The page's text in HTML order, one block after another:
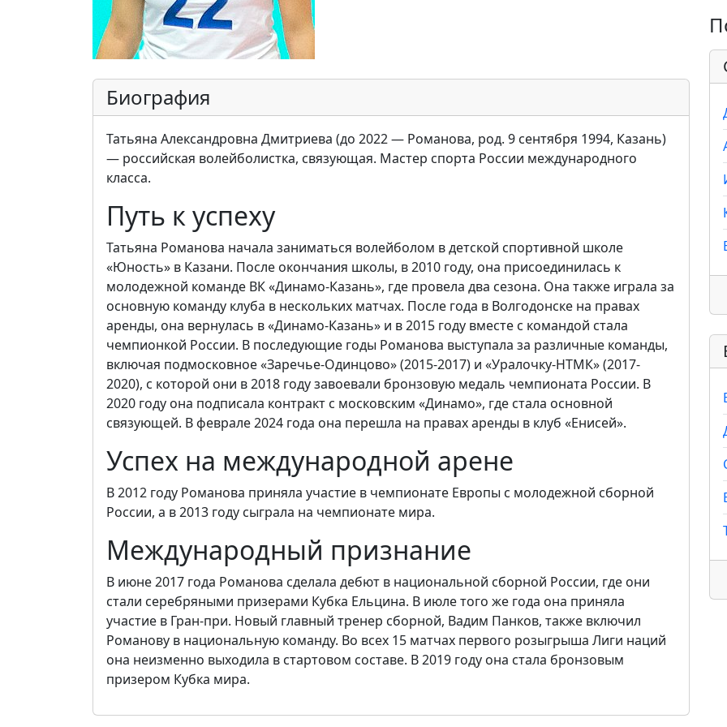
Биография
Татьяна Александровна Дмитриева (до 2022 — Романова, род. 9 сентября 1994, Казань)
— российская волейболистка, связующая. Мастер спорта России международного
класса.
Путь к успеху
Татьяна Романова начала заниматься волейболом в детской спортивной школе
«Юность» в Казани. После окончания школы, в 2010 году, она присоединилась к
молодежной команде ВК «Динамо-Казань», где провела два сезона. Она также играла за
основную команду клуба в нескольких матчах. После года в Волгодонске на правах
аренды, она вернулась в «Динамо-Казань» и в 2015 году вместе с командой стала
чемпионкой России. В последующие годы Романова выступала за различные команды,
включая подмосковное «Заречье-Одинцово» (2015-2017) и «Уралочку-НТМК» (2017-
2020), с которой они в 2018 году завоевали бронзовую медаль чемпионата России. В
2020 году она подписала контракт с московским «Динамо», где стала основной
связующей. В феврале 2024 года она перешла на правах аренды в клуб «Енисей».
Успех на международной арене
В 2012 году Романова приняла участие в чемпионате Европы с молодежной сборной
России, а в 2013 году сыграла на чемпионате мира.
Международный признание
В июне 2017 года Романова сделала дебют в национальной сборной России, где они
стали серебряными призерами Кубка Ельцина. В июле того же года она приняла
участие в Гран-при. Новый главный тренер сборной, Вадим Панков, также включил
Романову в национальную команду. Во всех 15 матчах первого розыгрыша Лиги наций
она неизменно выходила в стартовом составе. В 2019 году она стала бронзовым
призером Кубка мира.